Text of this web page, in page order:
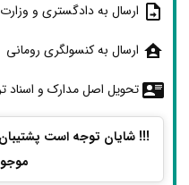
ارسال به دادگستری و
ارسال به کنسولگری رومانی
تحویل اصل مدارک و
!!! شایان توجه است